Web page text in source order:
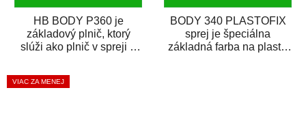
HB BODY P360 je
základový plnič, ktorý
slúži ako plnič v spreji a
zároveň. HB BODY...
BODY 340 PLASTOFIX
sprej je špeciálna
základná farba na plasty,
VIAC ZA MENEJ